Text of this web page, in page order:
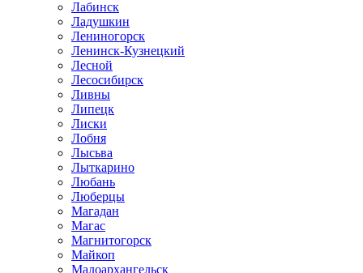
Лабинск
Ладушкин
Лениногорск
Ленинск-Кузнецкий
Лесной
Лесосибирск
Ливны
Липецк
Лиски
Лобня
Лысьва
Лыткарино
Любань
Люберцы
Магадан
Магас
Магнитогорск
Майкоп
Малоархангельск